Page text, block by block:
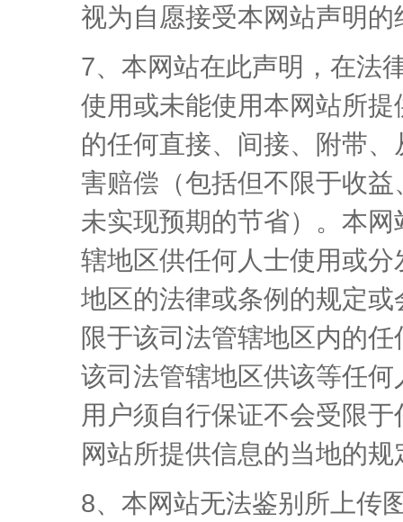
视为自愿接受本网站声明的
7、本网站在此声明，在法
使用或未能使用本网站所
的任何直接、间接、附带
害赔偿（包括但不限于收
未实现预期的节省）。本
辖地区供任何人士使用或
地区的法律或条例的规定
限于该司法管辖地区内的
该司法管辖地区供该等任
用户须自行保证不会受限
网站所提供信息的当地的规
8、本网站无法鉴别所上传